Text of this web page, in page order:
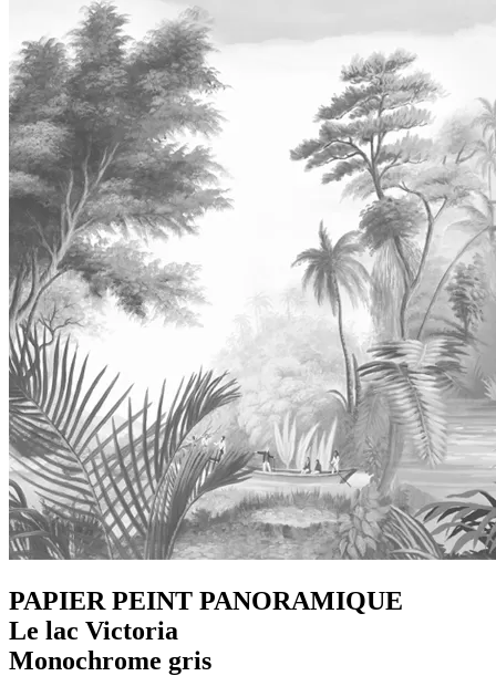
PAPIER PEINT PANORAMIQUE
Le lac Victoria
Monochrome gris